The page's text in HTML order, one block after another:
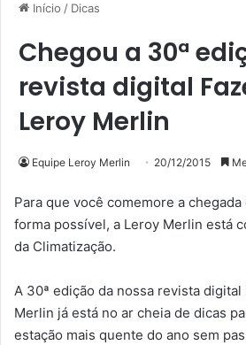
Início / Dicas
Chegou a 30ª
revista digital
Leroy Merlin
Equipe Leroy Merlin 20/12/2015
Para que você comemore a
forma possível, a Leroy Merlin está
da Climatização.
A 30ª edição da nossa revista
Merlin já está no ar cheia de dicas
estação mais quente do ano sem